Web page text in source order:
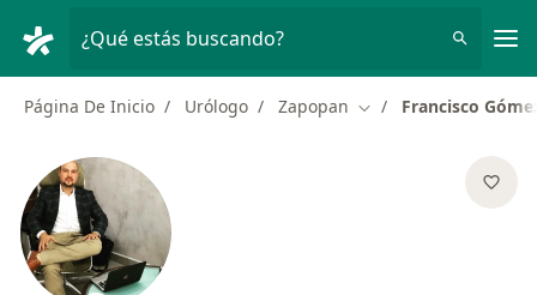
¿Qué estás buscando?
Página De Inicio Urólogo Zapopan Cambiar de ciudad
Francisco